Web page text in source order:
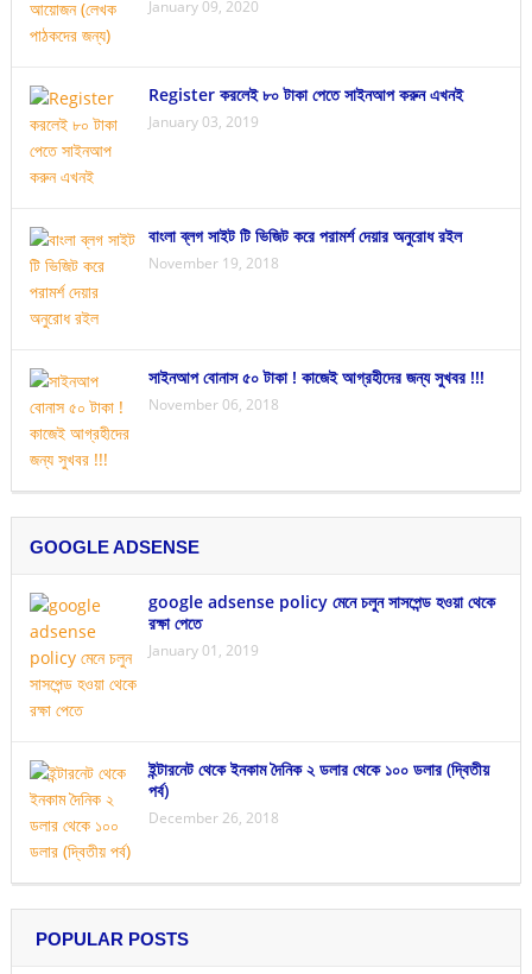
January 09, 2020
Register করলেই ৮০ টাকা পেতে সাইনআপ করুন এখনই
January 03, 2019
বাংলা ব্লগ সাইট টি ভিজিট করে পরামর্শ দেয়ার অনুরোধ রইল
November 19, 2018
সাইনআপ বোনাস ৫০ টাকা ! কাজেই আগ্রহীদের জন্য সুখবর !!!
November 06, 2018
GOOGLE ADSENSE
google adsense policy মেনে চলুন সাসপেন্ড হওয়া থেকে
রক্ষা পেতে
January 01, 2019
ইন্টারনেট থেকে ইনকাম দৈনিক ২ ডলার থেকে ১০০ ডলার (দ্বিতীয়
পর্ব)
December 26, 2018
POPULAR POSTS